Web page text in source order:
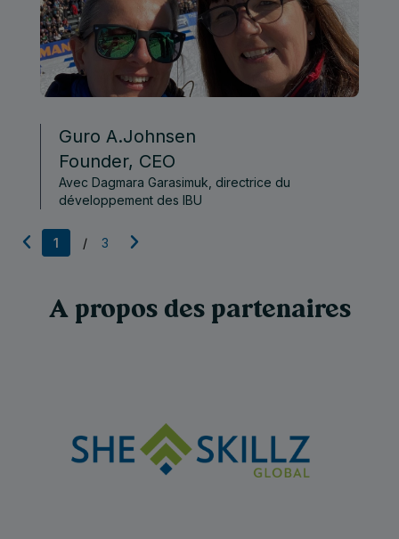
Guro A.Johnsen
Founder, CEO
Avec Dagmara Garasimuk, directrice du
développement des IBU
1 / 3
A propos des partenaires